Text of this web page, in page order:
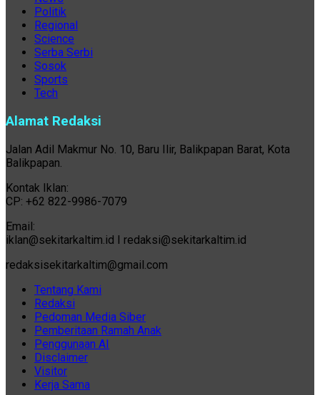
Politik
Regional
Science
Serba Serbi
Sosok
Sports
Tech
Alamat Redaksi
Jalan Adil Makmur No. 10, Baru Ilir, Balikpapan Barat, Kota
Balikpapan.
Kontak Iklan:
CP: +62 822-9986-7079
Email:
iklan@sekitarkaltim.id I redaksi@sekitarkaltim.id
redaksisekitarkaltim@gmail.com
Tentang Kami
Redaksi
Pedoman Media Siber
Pemberitaan Ramah Anak
Penggunaan AI
Disclaimer
Visitor
Kerja Sama